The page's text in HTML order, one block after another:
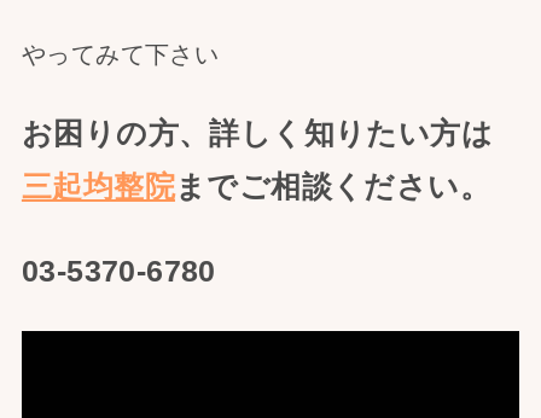
やってみて下さい
お困りの方、詳しく知りたい方は
三起均整院までご相談ください。
03-5370-6780